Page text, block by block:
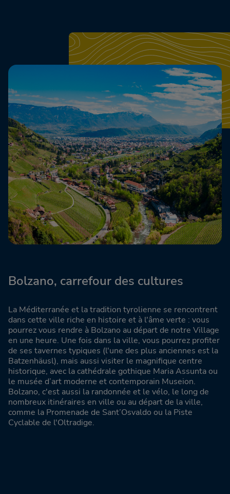
Bolzano, carrefour des cultures
La Méditerranée et la tradition tyrolienne se rencontrent
dans cette ville riche en histoire et à l'âme verte : vous
pourrez vous rendre à Bolzano au départ de notre Village
en une heure. Une fois dans la ville, vous pourrez profiter
de ses tavernes typiques (l'une des plus anciennes est la
Batzenhäusl), mais aussi visiter le magnifique centre
historique, avec la cathédrale gothique Maria Assunta ou
le musée d’art moderne et contemporain Museion.
Bolzano, c'est aussi la randonnée et le vélo, le long de
nombreux itinéraires en ville ou au départ de la ville,
comme la Promenade de Sant’Osvaldo ou la Piste
Cyclable de l'Oltradige.